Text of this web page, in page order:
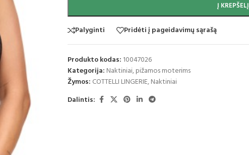
Į KREPŠELĮ
Palyginti Pridėti į pageidavimų sąrašą
Produkto kodas: 10047026
Kategorija: Naktiniai, pižamos moterims
Žymos: COTTELLI LINGERIE,Naktiniai
Dalintis: